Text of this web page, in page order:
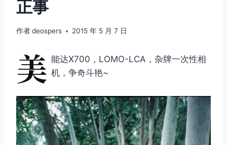
正事
作者deospers 2015 年 5 月 7 日
美 能达X700，LOMO-LCA，杂牌一次性相
机，争奇斗艳~